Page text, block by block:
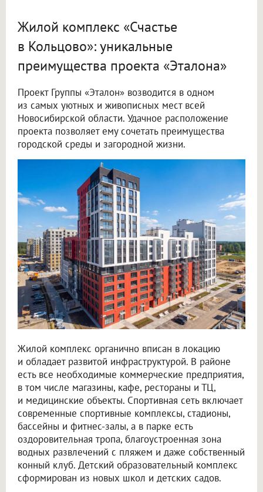
Жилой комплекс «Счастье
в Кольцово»: уникальные
преимущества проекта «Эталона»
Проект Группы «Эталон» возводится в одном
из самых уютных и живописных мест всей
Новосибирской области. Удачное расположение
проекта позволяет ему сочетать преимущества
городской среды и загородной жизни.
Жилой комплекс органично вписан в локацию
и обладает развитой инфраструктурой. В районе
есть все необходимые коммерческие предприятия,
в том числе магазины, кафе, рестораны и ТЦ,
и медицинские объекты. Спортивная сеть включает
современные спортивные комплексы, стадионы,
бассейны и фитнес-залы, а в парке есть
оздоровительная тропа, благоустроенная зона
водных развлечений с пляжем и даже собственный
конный клуб. Детский образовательный комплекс
сформирован из новых школ и детских садов.